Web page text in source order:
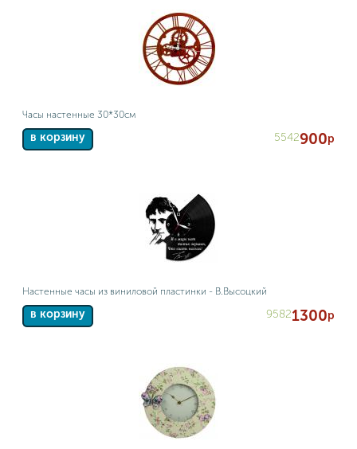
Часы настенные 30*30см
в корзину 5542900р
Настенные часы из виниловой пластинки - В.Высоцкий
в корзину 95821300р